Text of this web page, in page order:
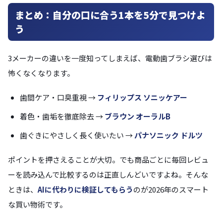
まとめ：自分の口に合う1本を5分で見つけよ
う
3メーカーの違いを一度知ってしまえば、電動歯ブラシ選びは
怖くなくなります。
歯間ケア・口臭重視 → フィリップス ソニッケアー
着色・歯垢を徹底除去 →ブラウン オーラルB
歯ぐきにやさしく長く使いたい →パナソニック ドルツ
ポイントを押さえることが大切。でも商品ごとに毎回レビュ
ーを読み込んで比較するのは正直しんどいですよね。そんな
ときは、 AIに代わりに検証してもらうのが2026年のスマート
な買い物術です。